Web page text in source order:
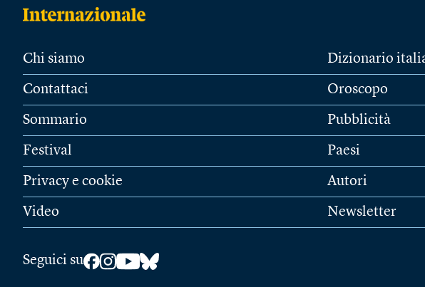
Chi siamo
Contattaci
Sommario
Festival
Privacy e cookie
Video
Dizionario
Oroscopo
Pubblicità
Paesi
Autori
Newsletter
Seguici su